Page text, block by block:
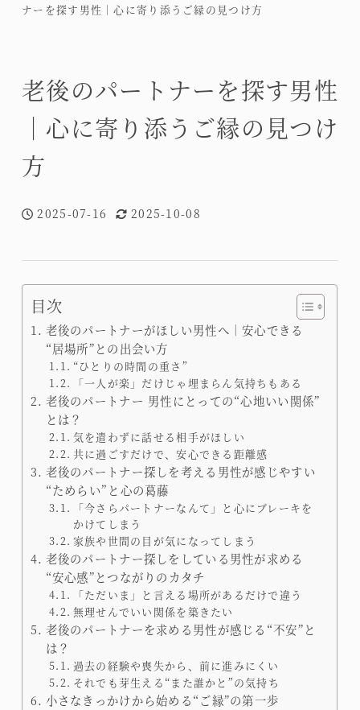
ナーを探す男性｜心に寄り添うご縁の見つけ方
老後のパートナーを探す男性
｜心に寄り添うご縁の見つけ
方
投稿日
2025-07-16
更新日
2025-10-08
目次
老後のパートナーがほしい男性へ｜安心できる
“居場所”との出会い方
“ひとりの時間の重さ”
「一人が楽」だけじゃ埋まらん気持ちもある
老後のパートナー 男性にとっての“心地いい関係”
とは？
気を遣わずに話せる相手がほしい
共に過ごすだけで、安心できる距離感
老後のパートナー探しを考える男性が感じやすい
“ためらい”と心の葛藤
「今さらパートナーなんて」と心にブレーキを
かけてしまう
家族や世間の目が気になってしまう
老後のパートナー探しをしている男性が求める
“安心感”とつながりのカタチ
「ただいま」と言える場所があるだけで違う
無理せんでいい関係を築きたい
老後のパートナーを求める男性が感じる“不安”と
は？
過去の経験や喪失から、前に進みにくい
それでも芽生える“また誰かと”の気持ち
小さなきっかけから始める“ご縁”の第一歩